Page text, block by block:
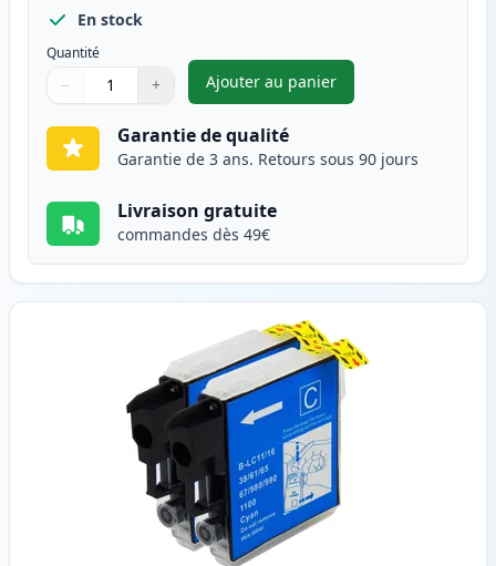
En stock
Quantité
Quantité
Utilisez les boutons pour ajuster
− +
Quantité
Ajouter au panier
,Pack de 2 Brother
Garantie de qualité
Garantie de 3 ans. Retours sous 90 jours
Livraison gratuite
commandes dès 49€